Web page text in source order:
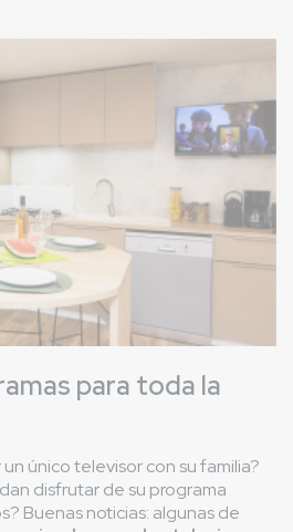
para toda la
único televisor con su familia?
disfrutar de su programa
Buenas noticias: algunas de